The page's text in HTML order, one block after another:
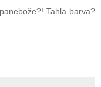
Tahla barva?